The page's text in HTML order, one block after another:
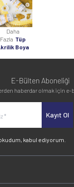
Daha
Fazla Tüp
Boya
E-Bülten Aboneliği
haberdar olmak için
Kayıt Ol
kabul ediyorum.